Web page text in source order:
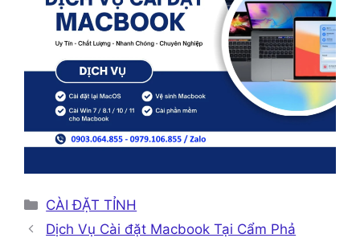
Danh
mục
CÀI ĐẶT TỈNH
Dịch Vụ Cài đặt Macbook Tại Cẩm Phả